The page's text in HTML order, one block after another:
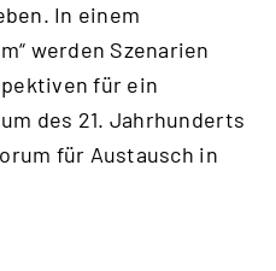
In einem
werden Szenarien
für ein
des 21. Jahrhunderts
für Austausch in